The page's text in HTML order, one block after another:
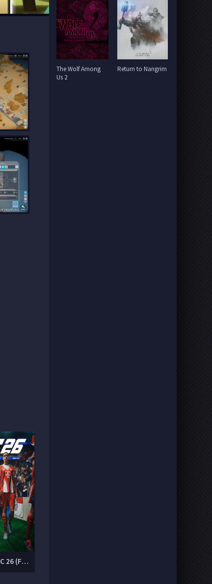
EA SPORTS FC 26 (FIFA 26)
The Wolf Among
Us 2
Return to Nangrim